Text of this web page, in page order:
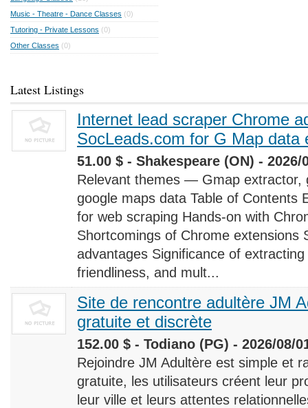
Music - Theatre - Dance Classes (0)
Tutoring - Private Lessons (0)
Other Classes (0)
Latest Listings
Internet lead scraper Chrome
SocLeads.com for G Map data
51.00 $ - Shakespeare (ON) - 2026/
Relevant themes — Gmap extractor,
google maps data Table of Contents
for web scraping Hands-on with
Shortcomings of Chrome extensions
advantages Significance of
friendliness, and mult...
Site de rencontre adultère JM
gratuite et discrète
152.00 $ - Todiano (PG) - 2026/08/
Rejoindre JM Adultère est simple et
gratuite, les utilisateurs créent leur
leur ville et leurs attentes